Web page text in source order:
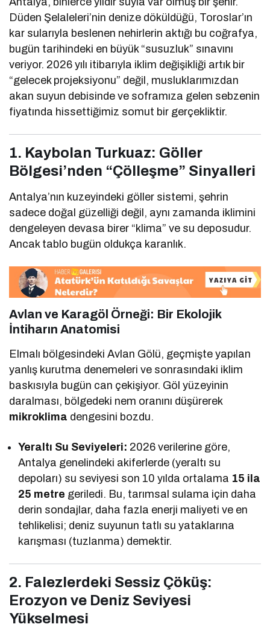
Düden Şelaleleri’nin denize döküldüğü, Toroslar’ın
kar sularıyla beslenen nehirlerin aktığı bu coğrafya,
bugün tarihindeki en büyük “susuzluk” sınavını
veriyor. 2026 yılı itibarıyla iklim değişikliği artık bir
“gelecek projeksiyonu” değil, musluklarımızdan
akan suyun debisinde ve soframıza gelen sebzenin
fiyatında hissettiğimiz somut bir gerçekliktir.
1. Kaybolan Turkuaz: Göller
Bölgesi’nden “Çölleşme” Sinyalleri
Antalya’nın kuzeyindeki göller sistemi, şehrin
sadece doğal güzelliği değil, aynı zamanda iklimini
dengeleyen devasa birer “klima” ve su deposudur.
Ancak tablo bugün oldukça karanlık.
Avlan ve Karagöl Örneği: Bir Ekolojik
İntiharın Anatomisi
Elmalı bölgesindeki Avlan Gölü, geçmişte yapılan
yanlış kurutma denemeleri ve sonrasındaki iklim
baskısıyla bugün can çekişiyor. Göl yüzeyinin
daralması, bölgedeki nem oranını düşürerek
mikroklima dengesini bozdu.
Yeraltı Su Seviyeleri: 2026 verilerine göre,
Antalya genelindeki akiferlerde (yeraltı su
depoları) su seviyesi son 10 yılda ortalama 15 ila
25 metre geriledi. Bu, tarımsal sulama için daha
derin sondajlar, daha fazla enerji maliyeti ve en
tehlikelisi; deniz suyunun tatlı su yataklarına
karışması (tuzlanma) demektir.
2. Falezlerdeki Sessiz Çöküş:
Erozyon ve Deniz Seviyesi
Yükselmesi